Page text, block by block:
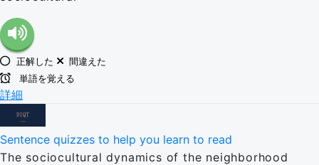
正解した
間違えた
単語を覚える
詳細
Sentence quizzes to help you learn to read
The sociocultural dynamics of the neighborhood